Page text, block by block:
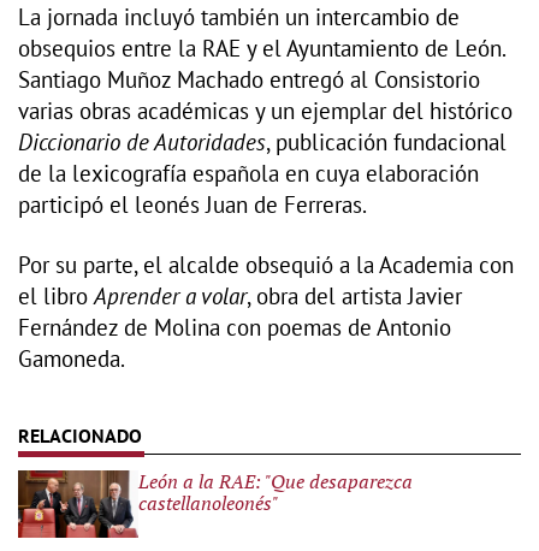
La jornada incluyó también un intercambio de
obsequios entre la RAE y el Ayuntamiento de León.
Santiago Muñoz Machado entregó al Consistorio
varias obras académicas y un ejemplar del histórico
Diccionario de Autoridades, publicación fundacional
de la lexicografía española en cuya elaboración
participó el leonés Juan de Ferreras.
Por su parte, el alcalde obsequió a la Academia con
el libroAprender a volar, obra del artista Javier
Fernández de Molina con poemas de Antonio
Gamoneda.
León a la RAE: "Que desaparezca
castellanoleonés"